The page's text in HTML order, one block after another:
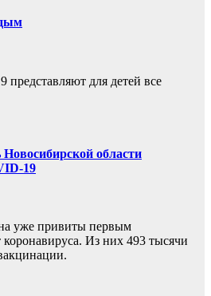
для детей все
области
19
уже привиты первым
Из них 493 тысячи